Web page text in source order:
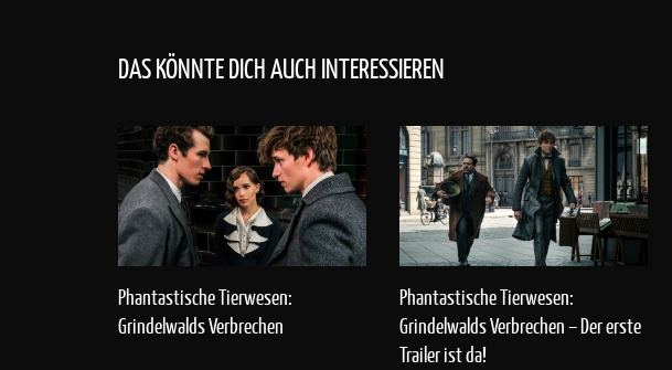
DAS KÖNNTE DICH AUCH INTERESSIEREN
Phantastische Tierwesen:
Grindelwalds Verbrechen
Phantastische Tierwesen:
Grindelwalds Verbrechen – Der erste
Trailer ist da!